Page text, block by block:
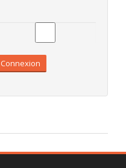
Connexion